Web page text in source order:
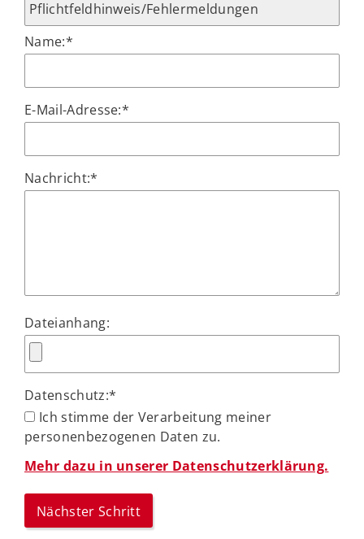
Name:*
E-Mail-Adresse:*
Nachricht:*
Dateianhang:
Datenschutz:*
Ich stimme der Verarbeitung meiner
personenbezogenen Daten zu.
Mehr dazu in unserer Datenschutzerklärung.